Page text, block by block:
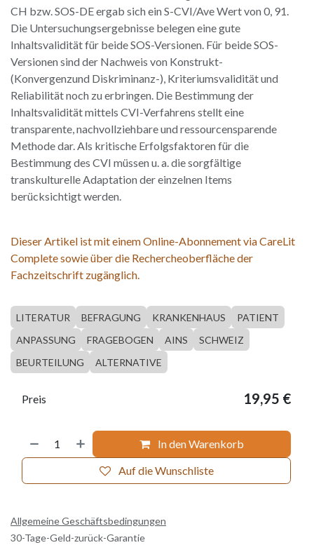
CH bzw. SOS-DE ergab sich ein S-CVI/Ave Wert von 0, 91.
Die Untersuchungsergebnisse belegen eine gute
Inhaltsvalidität für beide SOS-Versionen. Für beide SOS-
Versionen sind der Nachweis von Konstrukt-
(Konvergenzund Diskriminanz-), Kriteriumsvalidität und
Reliabilität noch zu erbringen. Die Bestimmung der
Inhaltsvalidität mittels CVI-Verfahrens stellt eine
transparente, nachvollziehbare und ressourcensparende
Methode dar. Als kritische Erfolgsfaktoren für die
Bestimmung des CVI müssen u. a. die sorgfältige
transkulturelle Adaptation der einzelnen Items
berücksichtigt werden.
Dieser Artikel ist mit einem Online-Abonnement via CareLit
Complete sowie über die Rechercheoberfläche der
Fachzeitschrift zugänglich.
LITERATUR BEFRAGUNG KRANKENHAUS
PATIENT
ANPASSUNG
FRAGEBOGEN AINS
SCHWEIZ
BEURTEILUNG
ALTERNATIVE
In den Warenkorb
Auf die Wunschliste
Preis 19,95 €
Allgemeine Geschäftsbedingungen
30-Tage-Geld-zurück-Garantie